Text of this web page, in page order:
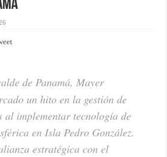
de Panamá, Mayer
un hito en la gestión de
al implementar tecnología de
en Isla Pedro González.
estratégica con el